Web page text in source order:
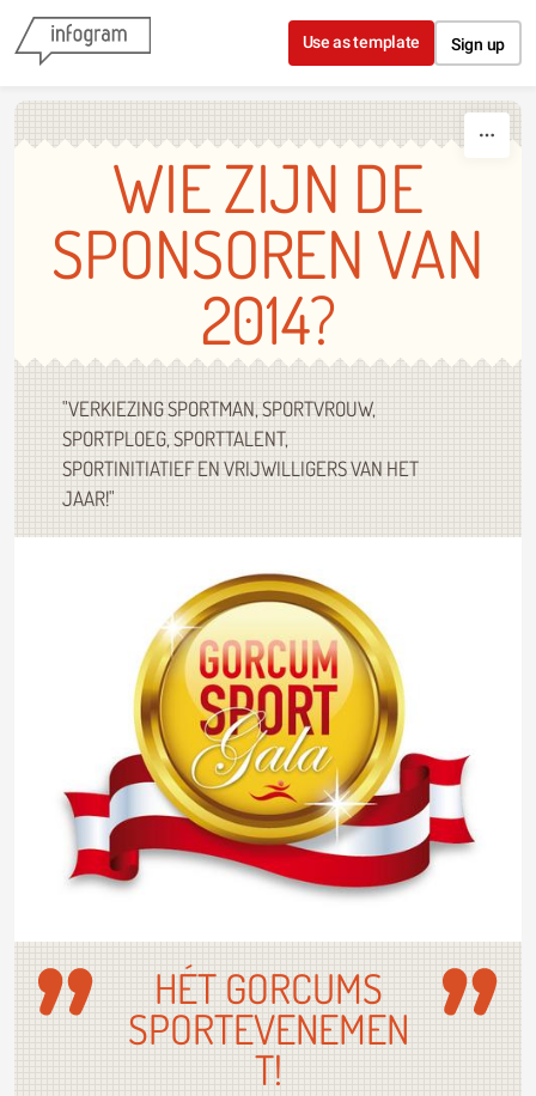
Skip to content
Use as template Sign up
WIE ZIJN DE
SPONSOREN VAN
2014?
"VERKIEZING SPORTMAN, SPORTVROUW,
SPORTPLOEG, SPORTTALENT,
SPORTINITIATIEF EN VRIJWILLIGERS VAN HET
JAAR!"
HÉT GORCUMS
SPORTEVENEMEN
T!